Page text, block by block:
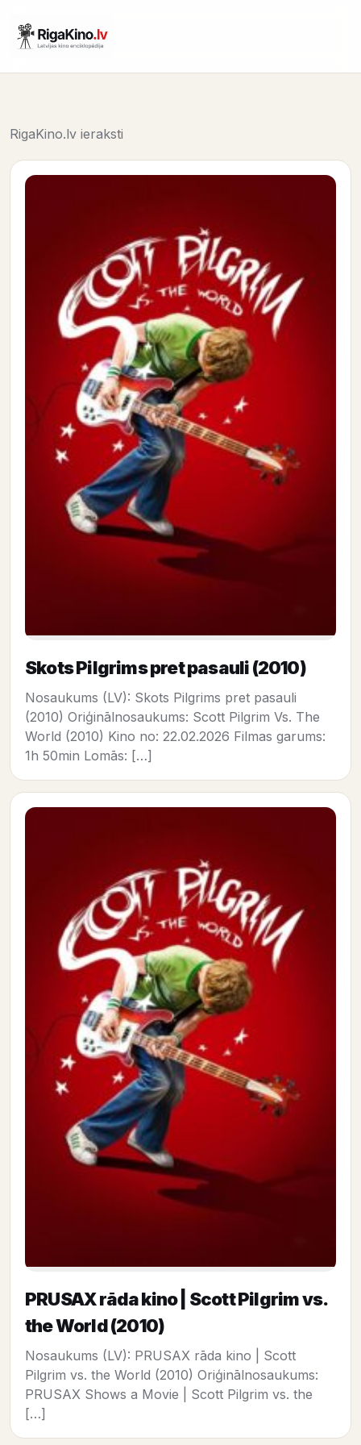
RigaKino.lv ieraksti
Skots Pilgrims pret pasauli (2010)
Nosaukums (LV): Skots Pilgrims pret pasauli
(2010) Oriģinālnosaukums: Scott Pilgrim Vs. The
World (2010) Kino no: 22.02.2026 Filmas garums:
1h 50min Lomās: […]
PRUSAX rāda kino | Scott Pilgrim vs.
the World (2010)
Nosaukums (LV): PRUSAX rāda kino | Scott
Pilgrim vs. the World (2010) Oriģinālnosaukums:
PRUSAX Shows a Movie | Scott Pilgrim vs. the
[…]